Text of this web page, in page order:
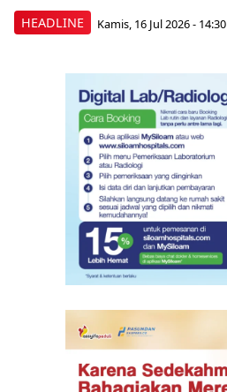
HEADLINE Kamis, 16 Jul 2026 - 14:30